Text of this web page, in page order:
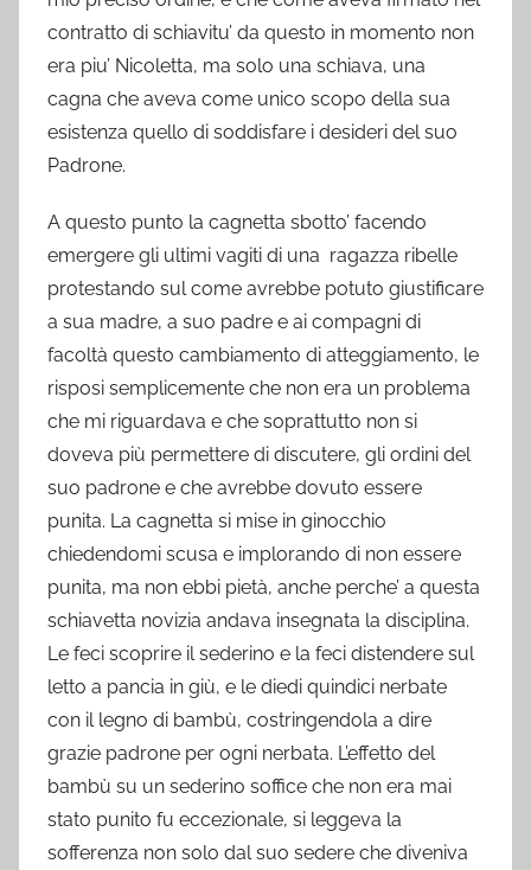
contratto di schiavitu’ da questo in momento non
era piu’ Nicoletta, ma solo una schiava, una
cagna che aveva come unico scopo della sua
esistenza quello di soddisfare i desideri del suo
Padrone.
A questo punto la cagnetta sbotto’ facendo
emergere gli ultimi vagiti di una ragazza ribelle
protestando sul come avrebbe potuto giustificare
a sua madre, a suo padre e ai compagni di
facoltà questo cambiamento di atteggiamento, le
risposi semplicemente che non era un problema
che mi riguardava e che soprattutto non si
doveva più permettere di discutere, gli ordini del
suo padrone e che avrebbe dovuto essere
punita. La cagnetta si mise in ginocchio
chiedendomi scusa e implorando di non essere
punita, ma non ebbi pietà, anche perche’ a questa
schiavetta novizia andava insegnata la disciplina.
Le feci scoprire il sederino e la feci distendere sul
letto a pancia in giù, e le diedi quindici nerbate
con il legno di bambù, costringendola a dire
grazie padrone per ogni nerbata. L’effetto del
bambù su un sederino soffice che non era mai
stato punito fu eccezionale, si leggeva la
sofferenza non solo dal suo sedere che diveniva